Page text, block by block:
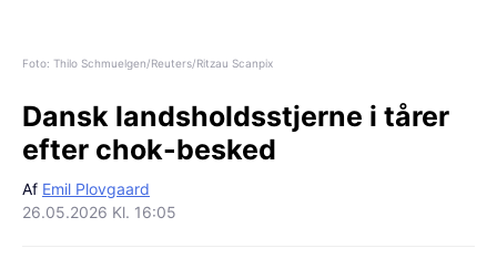
Foto: Thilo Schmuelgen/Reuters/Ritzau Scanpix
Dansk landsholdsstjerne i tårer
efter chok-besked
Af Emil Plovgaard
26.05.2026 Kl. 16:05